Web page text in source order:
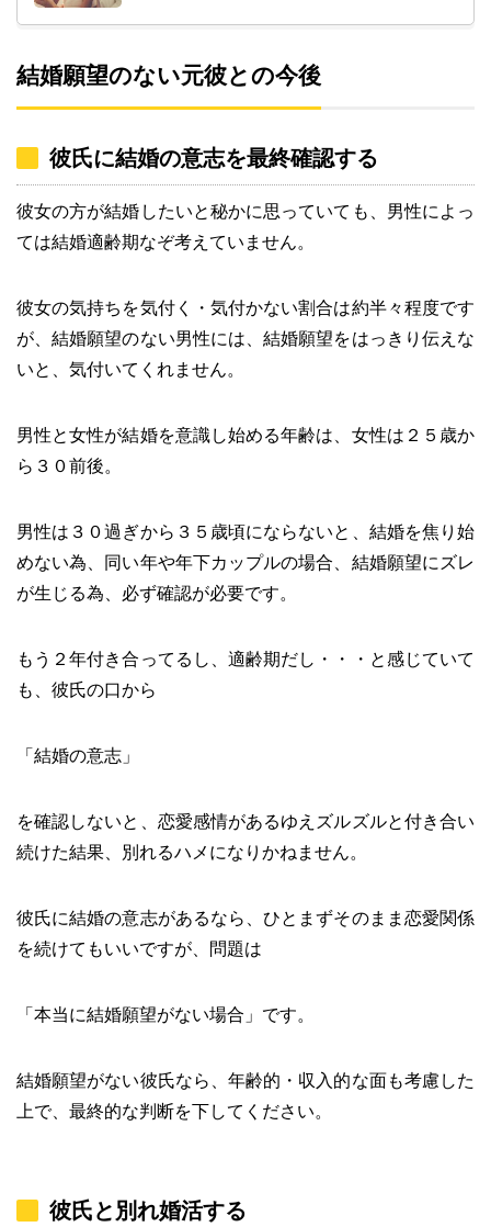
結婚願望のない元彼との今後
彼氏に結婚の意志を最終確認する
彼女の方が結婚したいと秘かに思っていても、男性によっ
ては結婚適齢期なぞ考えていません。
彼女の気持ちを気付く・気付かない割合は約半々程度です
が、結婚願望のない男性には、結婚願望をはっきり伝えな
いと、気付いてくれません。
男性と女性が結婚を意識し始める年齢は、女性は２５歳か
ら３０前後。
男性は３０過ぎから３５歳頃にならないと、結婚を焦り始
めない為、同い年や年下カップルの場合、結婚願望にズレ
が生じる為、必ず確認が必要です。
もう２年付き合ってるし、適齢期だし・・・と感じていて
も、彼氏の口から
「結婚の意志」
を確認しないと、恋愛感情があるゆえズルズルと付き合い
続けた結果、別れるハメになりかねません。
彼氏に結婚の意志があるなら、ひとまずそのまま恋愛関係
を続けてもいいですが、問題は
「本当に結婚願望がない場合」です。
結婚願望がない彼氏なら、年齢的・収入的な面も考慮した
上で、最終的な判断を下してください。
彼氏と別れ婚活する